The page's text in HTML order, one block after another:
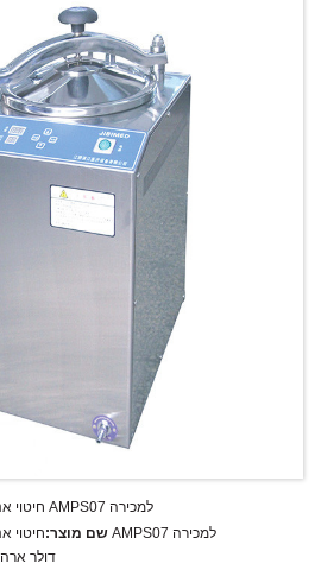
Union,MoneyGram,PayPal
חיטוי אנכי: אוטוקלאב סטריליזטור בקיטור AMPS07 למכירה
שם מוצר:
חיטוי אנכי: אוטוקלאב סטריליזטור בקיטור AMPS07 למכירה
399-699